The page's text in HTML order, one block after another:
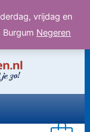
vrijdag en
Negeren